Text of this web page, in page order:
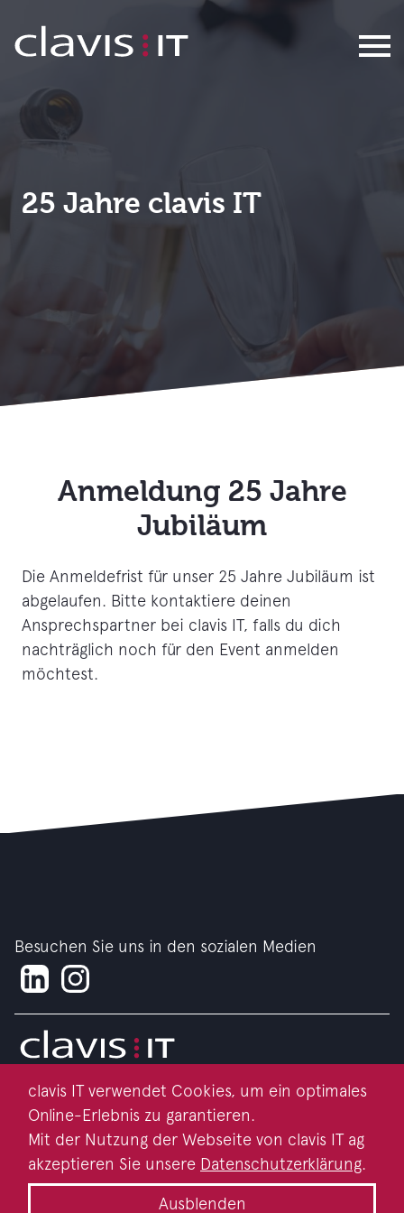
Eventanmeldung
25 Jahre clavis IT
Anmeldung 25 Jahre
Jubiläum
Die Anmeldefrist für unser 25 Jahre Jubiläum ist
abgelaufen. Bitte kontaktiere deinen
Ansprechspartner bei clavis IT, falls du dich
nachträglich noch für den Event anmelden
möchtest.
Besuchen Sie uns in den sozialen Medien
Impressum
Datenschutz
Kontakt
clavis IT verwendet Cookies, um ein optimales
Online-Erlebnis zu garantieren.
Mit der Nutzung der Webseite von clavis IT ag
akzeptieren Sie unsere Datenschutzerklärung.
Ausblenden